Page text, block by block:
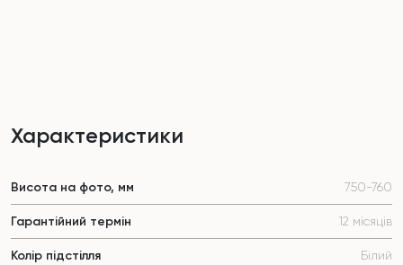
Характеристики
Висота на фото, мм 750-760
Гарантійний термін 12 місяців
Колір підстілля Білий